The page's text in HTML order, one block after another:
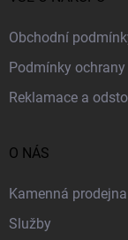
Obchodní
Podmínky
Reklamace a
O NÁS
Kamenná prodejna
Služby